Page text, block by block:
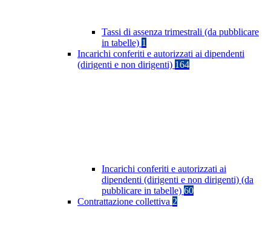
Tassi di assenza trimestrali (da pubblicare
in tabelle) 1
Incarichi conferiti e autorizzati ai dipendenti
(dirigenti e non dirigenti) 164
Incarichi conferiti e autorizzati ai
dipendenti (dirigenti e non dirigenti) (da
pubblicare in tabelle) 60
Contrattazione collettiva 2